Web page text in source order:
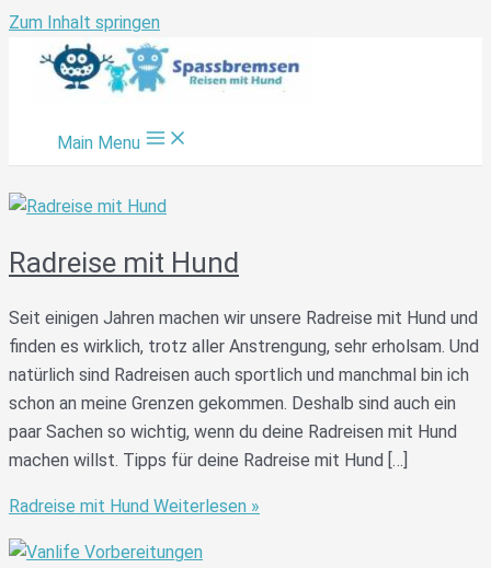
Zum Inhalt springen
Main Menu
Radreise mit Hund
Seit einigen Jahren machen wir unsere Radreise mit Hund und
finden es wirklich, trotz aller Anstrengung, sehr erholsam. Und
natürlich sind Radreisen auch sportlich und manchmal bin ich
schon an meine Grenzen gekommen. Deshalb sind auch ein
paar Sachen so wichtig, wenn du deine Radreisen mit Hund
machen willst. Tipps für deine Radreise mit Hund […]
Radreise mit Hund Weiterlesen »